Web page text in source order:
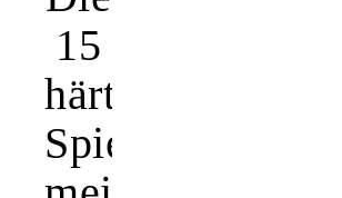
15
härtesten
Spiele